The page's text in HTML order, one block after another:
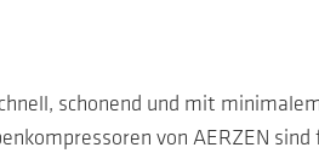
schonend und mit
von AERZEN